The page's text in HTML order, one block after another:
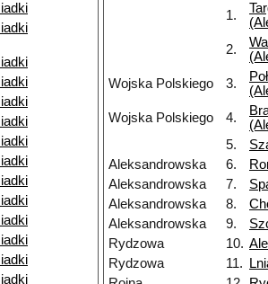
1.
2.
Wojska Polskiego 3.
Wojska Polskiego 4.
5.
Aleksandrowska
6.
Aleksandrowska
7.
Aleksandrowska
8.
Aleksandrowska
9.
Rydzowa
10.
Rydzowa
11.